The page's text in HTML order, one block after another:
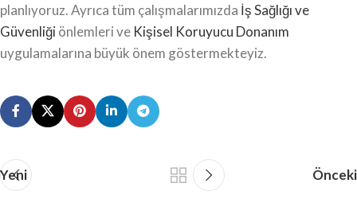
planlıyoruz. Ayrıca tüm çalışmalarımızda İş Sağlığı ve
Güvenliğiönlemleri ve Kişisel Koruyucu Donanım
uygulamalarına büyük önem göstermekteyiz.
Yeni Önceki